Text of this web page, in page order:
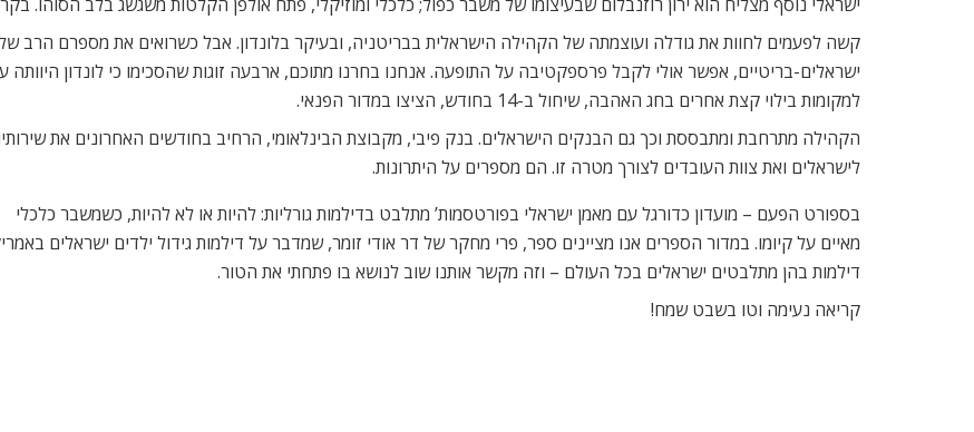
קשה לפעמים לחוות את גודלה ועוצמתה של הקהילה הישראלית בבריטניה, ובעיקר בלונדון. אבל כשרואים את מספרם הרב של
ישראלים-בריטיים, אפשר אולי לקבל פרספקטיבה על התופעה. אנחנו בחרנו מתוכם, ארבעה זוגות שהסכימו כי לונדון
למקומות בילוי קצת אחרים בחג האהבה, שיחול ב-14 בחודש, הציצו במדור הפנאי.
הקהילה מתרחבת ומתבססת וכך גם הבנקים הישראלים. בנק פיבי, מקבוצת הבינלאומי, הרחיב בחודשים האחרונים את
לישראלים ואת צוות העובדים לצורך מטרה זו. הם מספרים על היתרונות.
בספורט הפעם – מועדון כדורגל עם מאמן ישראלי בפורטסמות’ מתלבט בדילמות גורליות: להיות או לא להיות, כשמשבר כלכלי
מאיים על קיומו. במדור הספרים אנו מציינים ספר, פרי מחקר של דר אודי זומר, שמדבר על דילמות גידול ילדים ישראלים
דילמות בהן מתלבטים ישראלים בכל העולם – וזה מקשר אותנו שוב לנושא בו פתחתי את הטור.
קריאה נעימה וטו בשבט שמח!